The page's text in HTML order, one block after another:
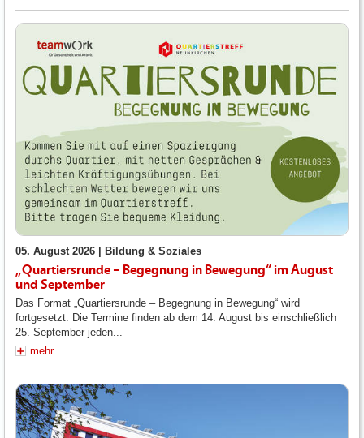
05. August 2026 | Bildung & Soziales
„Quartiersrunde – Begegnung in Bewegung“ im August
und September
Das Format „Quartiersrunde – Begegnung in Bewegung“ wird
fortgesetzt. Die Termine finden ab dem 14. August bis einschließlich
25. September jeden...
mehr